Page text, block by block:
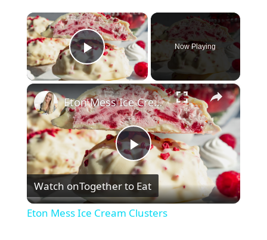
×
Play Video
Now Playing
×
P
l
Eton Mess Ice Cream Clusters
Watch onTogether to Eat
Eton Mess Ice Cream Clusters